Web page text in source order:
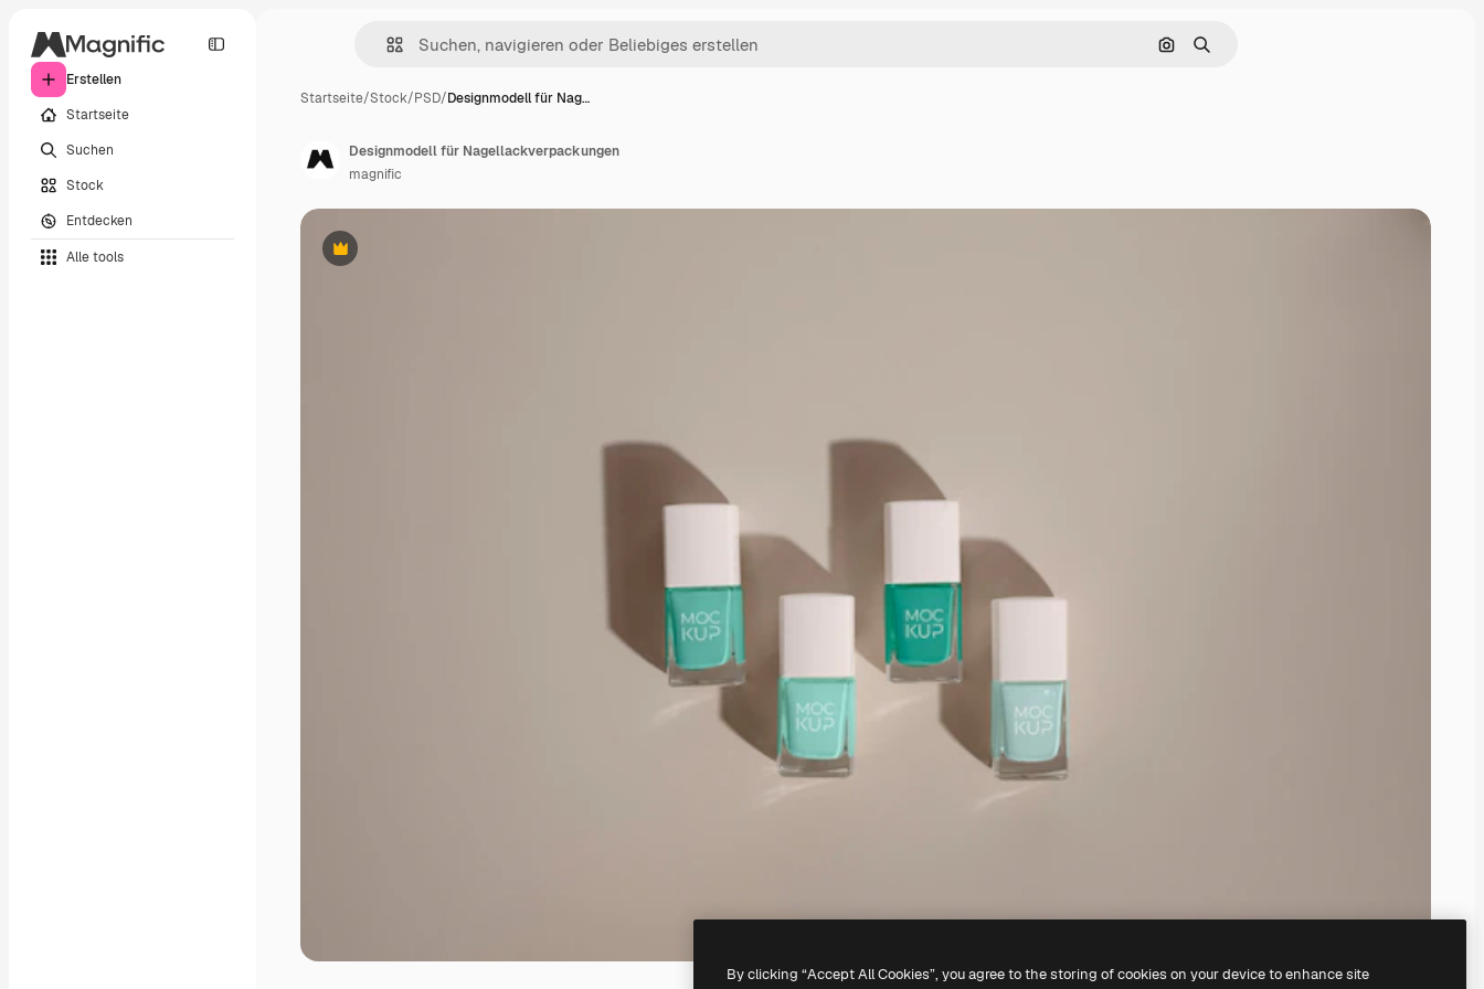
Erstellen
Startseite
Suchen
Stock
Entdecken
Alle tools
Nach Bild suchen
Suchen
Startseite/Stock/PSD/Designmodell für Nag…
Premium
Designmodell für Nagellackverpackungen
magnific
By clicking “Accept All Cookies”, you agree to the storing of cookies on your device to enhance site